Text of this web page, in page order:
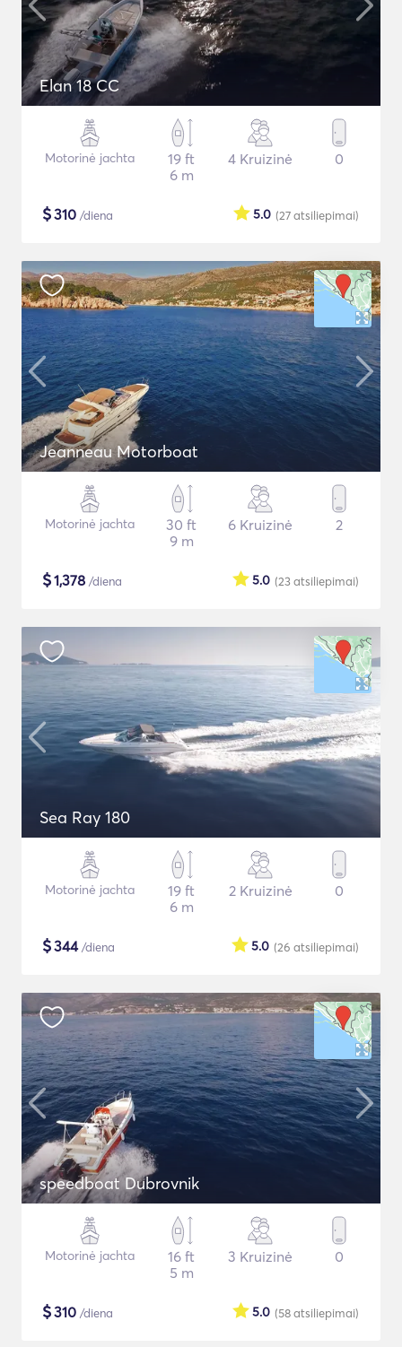
Elan 18 CC
Motorinė jachta
19 ft
6 m
4 Kruizinė 0
$310 /diena (27atsiliepimai)
5.0
Jeanneau Motorboat
Motorinė jachta
30 ft
9 m
6 Kruizinė 2
$1,378 /diena (23atsiliepimai)
5.0
Sea Ray 180
Motorinė jachta
19 ft
6 m
2 Kruizinė 0
$344/diena (26 atsiliepimai)
5.0
speedboat Dubrovnik
Motorinė jachta
16 ft
5 m
3 Kruizinė 0
$310 /diena (58atsiliepimai)
5.0